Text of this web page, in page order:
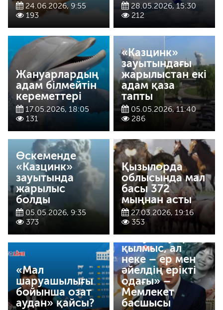
24.06.2026, 9:55
193
28.05.2026, 15:30
212
Жануарлардың
адам білмейтін
кереметтері
17.05.2026, 18:05
131
«Казцинк»
зауытындағы
жарылыстан екі
адам қаза
тапты
05.05.2026, 11:40
286
Өскеменде
«Казцинк»
зауытында
жарылыс
болды
05.05.2026, 9:35
373
Қызылорда
облысында мал
басы 372
мыңнан асты
27.03.2026, 19:16
353
«Мал
шаруашылығы
бойынша озат
аудан» қайсы?
«Қыз алып
қашу – ауыр
қылмыс, ал
неке – ер мен
әйелдің ерікті
одағы» –
Мемлекет
басшысы